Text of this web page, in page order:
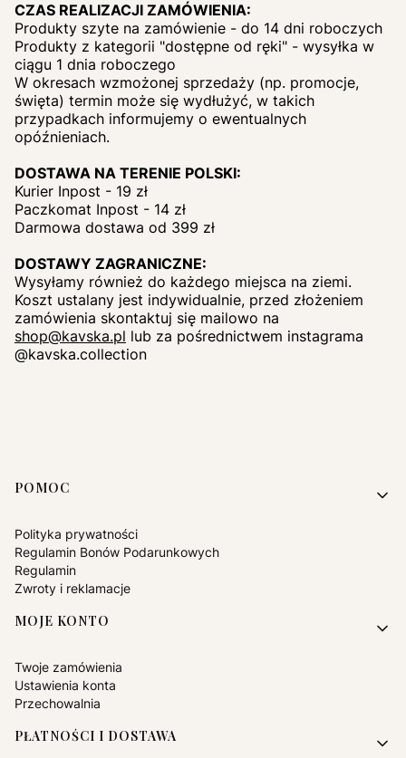
CZAS REALIZACJI ZAMÓWIENIA:
Produkty szyte na zamówienie - do 14 dni roboczych
Produkty z kategorii "dostępne od ręki" - wysyłka w
ciągu 1 dnia roboczego
W okresach wzmożonej sprzedaży (np. promocje,
święta) termin może się wydłużyć, w takich
przypadkach informujemy o ewentualnych
opóźnieniach.
DOSTAWA NA TERENIE POLSKI:
Kurier Inpost - 19 zł
Paczkomat Inpost - 14 zł
Darmowa dostawa od 399 zł
DOSTAWY ZAGRANICZNE:
Wysyłamy również do każdego miejsca na ziemi.
Koszt ustalany jest indywidualnie, przed złożeniem
zamówienia skontaktuj się mailowo na
shop@kavska.pl lub za pośrednictwem instagrama
@kavska.collection
Linki w stopce
POMOC
Polityka prywatności
Regulamin Bonów Podarunkowych
Regulamin
Zwroty i reklamacje
MOJE KONTO
Twoje zamówienia
Ustawienia konta
Przechowalnia
PŁATNOŚCI I DOSTAWA